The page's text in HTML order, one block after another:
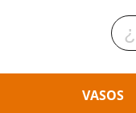
VASOS